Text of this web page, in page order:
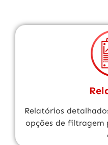
Relatórios
opções de filtragem